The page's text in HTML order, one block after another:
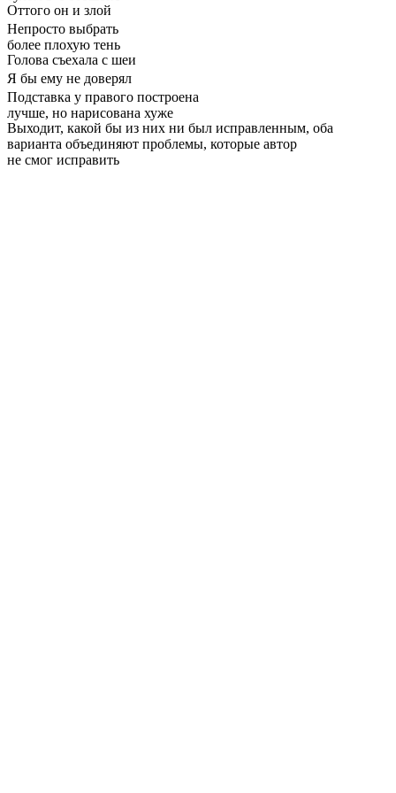
Оттого он и злой
Непросто выбрать
более плохую тень
Голова съехала с шеи
Я бы ему не доверял
Подставка у правого построена
лучше, но нарисована хуже
Выходит, какой бы из них ни был исправленным, оба
варианта объединяют проблемы, которые автор
не смог исправить